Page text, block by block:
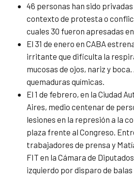
46 personas han sido
contexto de protesta o
cuales 30 fueron apresadas
El 31 de enero en CABA
irritante que dificulta la
mucosas de ojos, nariz y
quemaduras químicas.
El 1 de febrero, en la Ciudad
Aires, medio centenar de
lesiones en la represión a la
plaza frente al Congreso.
trabajadores de prensa y
FIT en la Cámara de
izquierdo por disparo de balas